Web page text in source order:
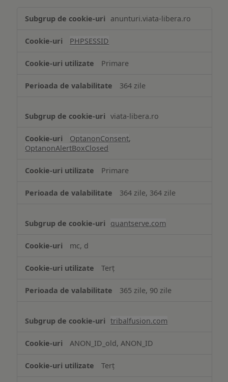
de
Cookie
necesare
anunturi.viata-libera.ro
PHPSESSID
Primare
364 zile
viata-libera.ro
OptanonConsent,
OptanonAlertBoxClosed
Primare
364 zile, 364 zile
quantserve.com
mc, d
Terț
365 zile, 90 zile
tribalfusion.com
ANON_ID_old, ANON_ID
Terț